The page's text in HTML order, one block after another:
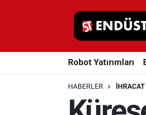
Robot Yatırımları
HABERLER İHRACAT
Robot Yatırımları
Proses Otomasyonu